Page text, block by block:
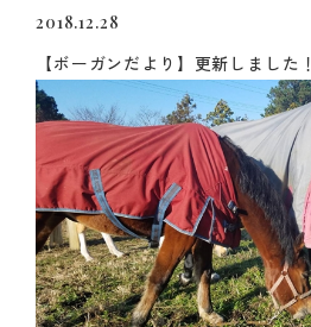
2018.12.28
【ボーガンだより】更新しました！